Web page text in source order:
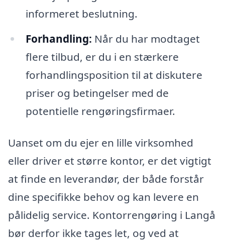
informeret beslutning.
Forhandling: Når du har modtaget
flere tilbud, er du i en stærkere
forhandlingsposition til at diskutere
priser og betingelser med de
potentielle rengøringsfirmaer.
Uanset om du ejer en lille virksomhed
eller driver et større kontor, er det vigtigt
at finde en leverandør, der både forstår
dine specifikke behov og kan levere en
pålidelig service. Kontorrengøring i Langå
bør derfor ikke tages let, og ved at